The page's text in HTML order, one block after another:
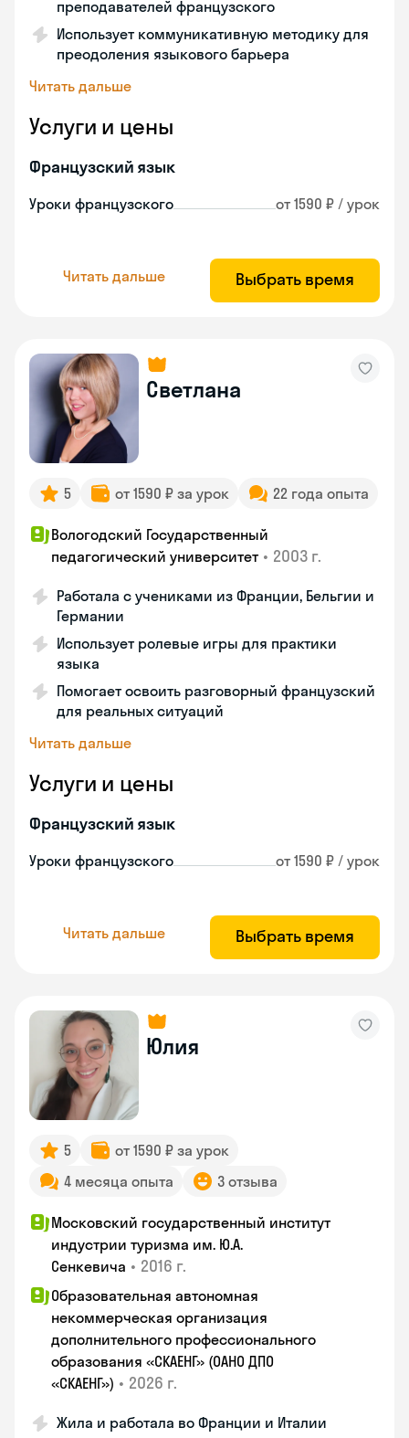
преподавателей французского
Использует коммуникативную методику для
преодоления языкового барьера
Читать дальше
Услуги и цены
Французский язык
Уроки французского от 1590 ₽ / урок
Читать дальше Выбрать время
Светлана
5 от 1590 ₽ за урок 22 года опыта
Вологодский Государственный
педагогический университет • 2003 г.
Работала с учениками из Франции, Бельгии и
Германии
Использует ролевые игры для практики
языка
Помогает освоить разговорный французский
для реальных ситуаций
Читать дальше
Услуги и цены
Французский язык
Уроки французского от 1590 ₽ / урок
Читать дальше Выбрать время
Юлия
5
от 1590 ₽ за урок
4 месяца опыта
3 отзыва
Московский государственный институт
индустрии туризма им. Ю.А.
Сенкевича • 2016 г.
Образовательная автономная
некоммерческая организация
дополнительного профессионального
образования «СКАЕНГ» (ОАНО ДПО
«СКАЕНГ») • 2026 г.
Жила и работала во Франции и Италии